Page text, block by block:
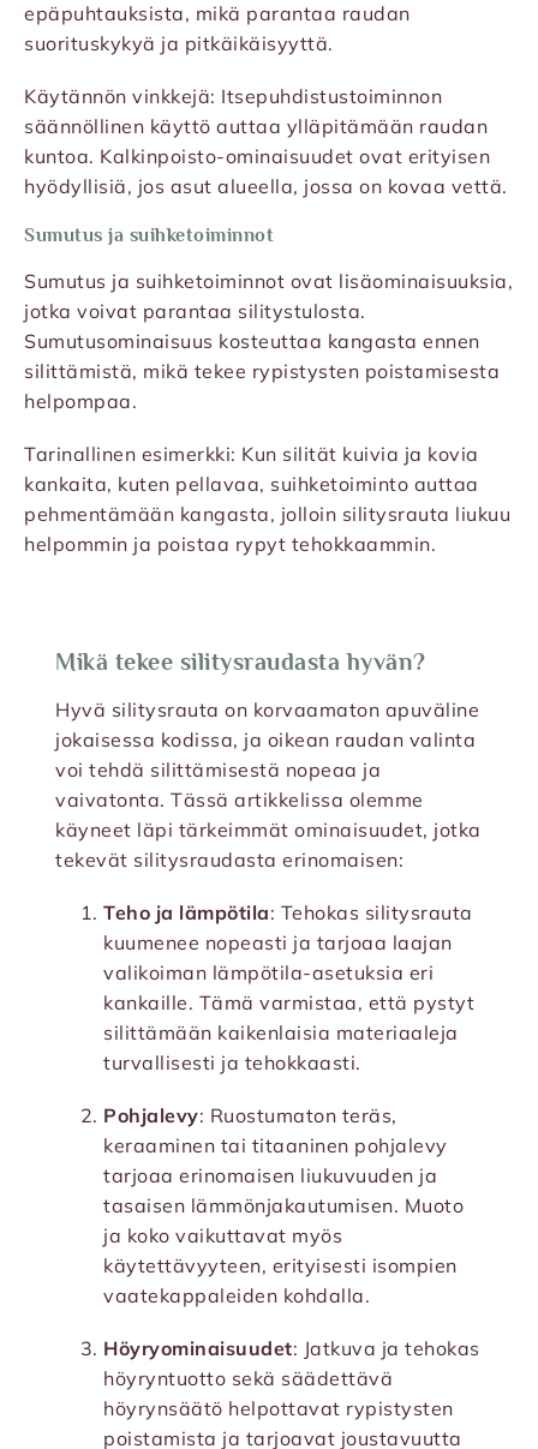
epäpuhtauksista, mikä parantaa raudan
suorituskykyä ja pitkäikäisyyttä.
Käytännön vinkkejä: Itsepuhdistustoiminnon
säännöllinen käyttö auttaa ylläpitämään raudan
kuntoa. Kalkinpoisto-ominaisuudet ovat erityisen
hyödyllisiä, jos asut alueella, jossa on kovaa vettä.
Sumutus ja suihketoiminnot
Sumutus ja suihketoiminnot ovat lisäominaisuuksia,
jotka voivat parantaa silitystulosta.
Sumutusominaisuus kosteuttaa kangasta ennen
silittämistä, mikä tekee rypistysten poistamisesta
helpompaa.
Tarinallinen esimerkki: Kun silität kuivia ja kovia
kankaita, kuten pellavaa, suihketoiminto auttaa
pehmentämään kangasta, jolloin silitysrauta liukuu
helpommin ja poistaa rypyt tehokkaammin.
Mikä tekee silitysraudasta hyvän?
Hyvä silitysrauta on korvaamaton apuväline
jokaisessa kodissa, ja oikean raudan valinta
voi tehdä silittämisestä nopeaa ja
vaivatonta. Tässä artikkelissa olemme
käyneet läpi tärkeimmät ominaisuudet, jotka
tekevät silitysraudasta erinomaisen:
Teho ja lämpötila: Tehokas silitysrauta
kuumenee nopeasti ja tarjoaa laajan
valikoiman lämpötila-asetuksia eri
kankaille. Tämä varmistaa, että pystyt
silittämään kaikenlaisia materiaaleja
turvallisesti ja tehokkaasti.
Pohjalevy: Ruostumaton teräs,
keraaminen tai titaaninen pohjalevy
tarjoaa erinomaisen liukuvuuden ja
tasaisen lämmönjakautumisen. Muoto
ja koko vaikuttavat myös
käytettävyyteen, erityisesti isompien
vaatekappaleiden kohdalla.
Höyryominaisuudet: Jatkuva ja tehokas
höyryntuotto sekä säädettävä
höyrynsäätö helpottavat rypistysten
poistamista ja tarjoavat joustavuutta